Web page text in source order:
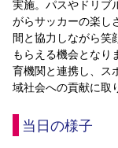
アウェイツアー
よくある質問
よくある質問
スポーツクラブ
関連団体/施設
長居公園 セレッソ
セレッソスポーツパー
セレッソ大阪アカデ
実施。パスやドリブ
がらサッカーの楽し
間と協力しながら笑
もらえる機会となり
育機関と連携し、ス
域社会への貢献に取
当日の様子